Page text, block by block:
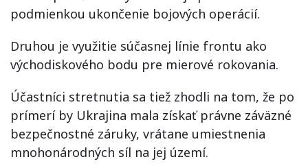
podmienkou ukončenie bojových operácií.
Druhou je využitie súčasnej línie frontu ako
východiskového bodu pre mierové rokovania.
Účastníci stretnutia sa tiež zhodli na tom, že po
prímerí by Ukrajina mala získať právne záväzné
bezpečnostné záruky, vrátane umiestnenia
mnohonárodných síl na jej území.